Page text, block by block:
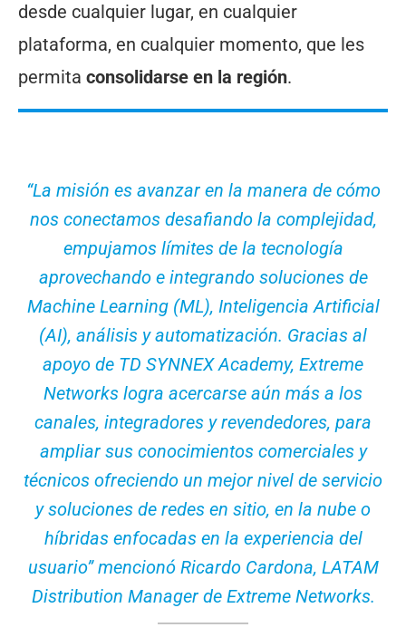
desde cualquier lugar, en cualquier
plataforma, en cualquier momento, que les
permita consolidarse en la región.
“La misión es avanzar en la manera de cómo
nos conectamos desafiando la complejidad,
empujamos límites de la tecnología
aprovechando e integrando soluciones de
Machine Learning (ML), Inteligencia Artificial
(AI), análisis y automatización. Gracias al
apoyo de TD SYNNEX Academy, Extreme
Networks logra acercarse aún más a los
canales, integradores y revendedores, para
ampliar sus conocimientos comerciales y
técnicos ofreciendo un mejor nivel de servicio
y soluciones de redes en sitio, en la nube o
híbridas enfocadas en la experiencia del
usuario” mencionó Ricardo Cardona, LATAM
Distribution Manager de Extreme Networks.